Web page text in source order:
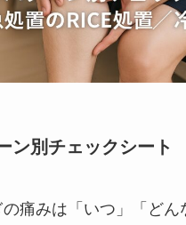
ン別チェックシート
痛みは「いつ」「どん